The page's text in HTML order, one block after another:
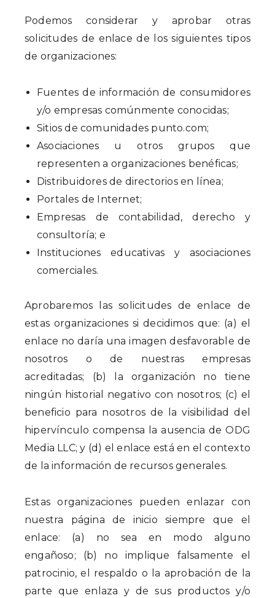
Podemos considerar y aprobar otras
solicitudes de enlace de los siguientes tipos
de organizaciones:
Fuentes de información de consumidores
y/o empresas comúnmente conocidas;
Sitios de comunidades punto.com;
Asociaciones u otros grupos que
representen a organizaciones benéficas;
Distribuidores de directorios en línea;
Portales de Internet;
Empresas de contabilidad, derecho y
consultoría; e
Instituciones educativas y asociaciones
comerciales.
Aprobaremos las solicitudes de enlace de
estas organizaciones si decidimos que: (a) el
enlace no daría una imagen desfavorable de
nosotros o de nuestras empresas
acreditadas; (b) la organización no tiene
ningún historial negativo con nosotros; (c) el
beneficio para nosotros de la visibilidad del
hipervínculo compensa la ausencia de ODG
Media LLC; y (d) el enlace está en el contexto
de la información de recursos generales.
Estas organizaciones pueden enlazar con
nuestra página de inicio siempre que el
enlace: (a) no sea en modo alguno
engañoso; (b) no implique falsamente el
patrocinio, el respaldo o la aprobación de la
parte que enlaza y de sus productos y/o